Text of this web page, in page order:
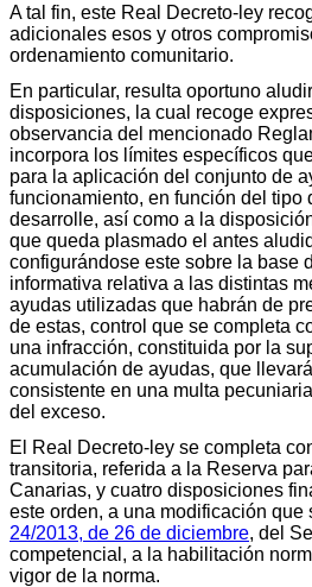
A tal fin, este Real Decreto-ley
adicionales esos y otros
ordenamiento comunitario.
En particular, resulta oportuno
disposiciones, la cual recoge
observancia del mencionado
incorpora los límites específicos
para la aplicación del conjunto de
funcionamiento, en función del tipo
desarrolle, así como a la
que queda plasmado el antes
configurándose este sobre la base
informativa relativa a las distintas
ayudas utilizadas que habrán de
de estas, control que se completa
una infracción, constituida por la
acumulación de ayudas, que
consistente en una multa
del exceso.
El Real Decreto-ley se completa
transitoria, referida a la Reserva
Canarias, y cuatro disposiciones
este orden, a una modificación que
24/2013, de 26 de diciembre, del
competencial, a la habilitación
vigor de la norma.